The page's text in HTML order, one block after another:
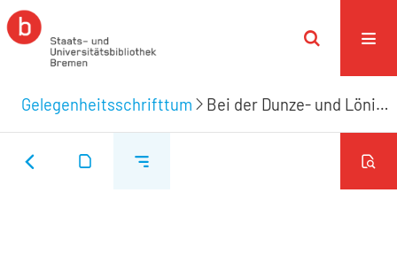
Gelegenheitsschrifttum Bei der Dunze- und Löningschen höchstbeglückten Eheverbindung welche den 15. Novembr. im Jahr 1774 vergnügt vollzogen worden wiedmet zu dieser feierlichen Vermählung seine ergebenste Seegenswünsche der dem werthesten Löningschen Hause ganz besonders verpflichtete Verehrer D.